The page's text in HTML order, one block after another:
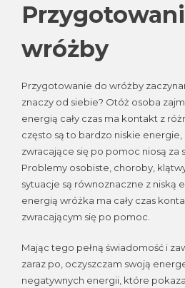
wróżby
Przygotowanie do wróżby
znaczy od siebie? Otóż osoba
energią cały czas ma kontakt z
często są to bardzo niskie
zwracające się po pomoc niosą za
Problemy osobiste, choroby,
sytuacje są równoznaczne z niską
energią wróżka ma cały czas
zwracającym się po pomoc.
Mając tego pełną świadomość i
zaraz po, oczyszczam swoją
negatywnych energii, które